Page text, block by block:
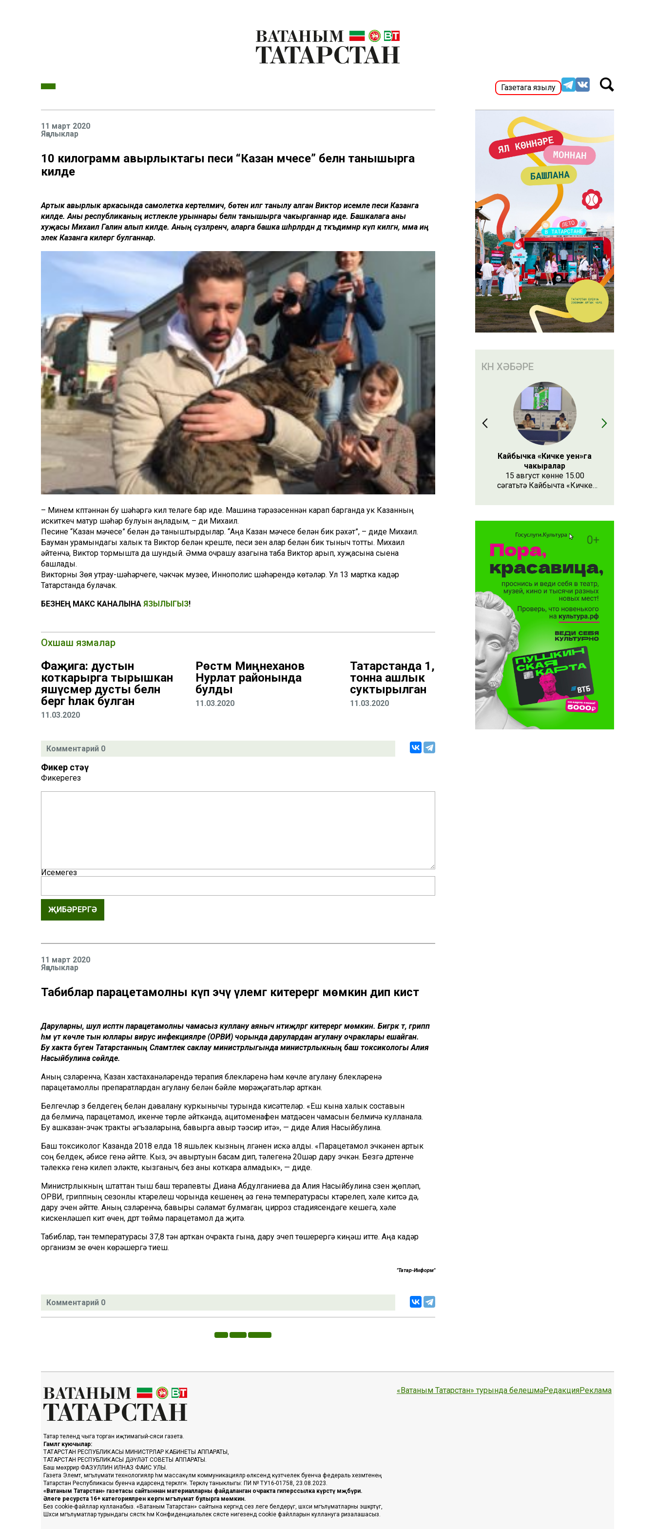
Газетага язылу
11 март 2020
Яңалыклар
10 килограмм авырлыктагы песи “Казан мәчесе” белән танышырга
килде
Артык авырлык аркасында самолетка кертелмичә, бөтен илгә танылу алган Виктор исемле песи Казанга
килде. Аны республиканың истәлекле урыннары белән танышырга чакырганнар иде. Башкалага аны
хуҗасы Михаил Галин алып килде. Аның сүзләренчә, аларга башка шәһәрләрдән дә тәкъдимнәр күп килгән, әмма иң
элек Казанга килергә булганнар.
– Минем күптәннән бу шәһәргә килү теләге бар иде. Машина тәрәзәсеннән карап барганда ук Казанның
искиткеч матур шәһәр булуын аңладым, – ди Михаил.
Песине “Казан мәчесе” белән дә таныштырдылар. “Аңа Казан мәчесе белән бик рәхәт”, – диде Михаил.
Бауман урамындагы халык та Виктор белән күреште, песи үзен алар белән бик тыныч тотты. Михаил
әйтүенчә, Виктор тормышта да шундый. Әмма очрашу азагына таба Виктор арып, хуҗасына сыена
башлады.
Викторны Зөя утрау-шәһәрчеге, чәкчәк музее, Иннополис шәһәрендә көтәләр. Ул 13 мартка кадәр
Татарстанда булачак.
БЕЗНЕҢ МАКС КАНАЛЫНА ЯЗЫЛЫГЫЗ!
Охшаш язмалар
Фаҗига: дустын
коткарырга тырышкан
яшүсмер дусты белән
бергә һәлак булган
11.03.2020
Рөстәм Миңнеханов
Нурлат районында
булды
11.03.2020
Татарстанда 1,38 млн
тонна ашлык
суктырылган
11.03.2020
Комментарий 0
Фикер өстәү
Фикерегез
Исемегез
ҖИБӘРЕРГӘ
11 март 2020
Яңалыклар
Табиблар парацетамолны күп эчү үлемгә китерергә мөмкин дип кисәтә
Даруларны, шул исәптән парацетамолны чамасыз куллану аяныч нәтиҗәләргә китерергә мөмкин. Бигрәк тә, грипп
һәм үтә көчле тын юллары вирус инфекцияләре (ОРВИ) чорында дарулардан агулану очраклары ешайган.
Бу хакта бүген Татарстанның Сәламәтлек саклау министрлыгында министрлыкның баш токсикологы Алия
Насыйбулина сөйләде.
Аның сүзләренчә, Казан хастаханәләрендә терапия бүлекләренә һәм көчле агулану бүлекләренә
парацетамоллы препаратлардан агулану белән бәйле мөрәҗәгатьләр арткан.
Белгечләр үз белдегең белән дәвалану куркынычы турында кисәттеләр. «Еш кына халык составын
да белмичә, парацетамол, икенче төрле әйткәндә, ацитоменафен матдәсен чамасын белмичә кулланала.
Бу ашказан-эчәк тракты әгъзаларына, бавырга авыр тәэсир итә», — диде Алия Насыйбулина.
Баш токсиколог Казанда 2018 елда 18 яшьлек кызның үлгәнен искә алды. «Парацетамол эчкәнен артык
соң белдек, әбисе генә әйтте. Кыз, эч авыртуын басам дип, тәүлегенә 20шәр дару эчкән. Безгә дүртенче
тәүлеккә генә килеп эләкте, кызганыч, без аны коткара алмадык», — диде.
Министрлыкның штаттан тыш баш терапевты Диана Абдулганиева да Алия Насыйбулина сүзен җөпләп,
ОРВИ, гриппның сезонлы күтәрелеш чорында кешенең әз генә температурасы күтәрелеп, хәле китсә дә,
дару эчүен әйтте. Аның сүзләренчә, бавыры сәламәт булмаган, цирроз стадиясендәге кешегә, хәле
кискенләшеп китү өчен, дүрт төймә парацетамол да җитә.
Табиблар, тән температурасы 37,8 тән арткан очракта гына, дару эчеп төшерергә киңәш итте. Аңа кадәр
организм үзе өчен көрәшергә тиеш.
"Татар-Информ"
Комментарий 0
КӨН ХӘБӘРЕ
Кайбычка «Кичке уен»га
чакыралар
15 август көнне 15.00
сәгатьтә Кайбычта «Кичке
узачак. Анда республиканың
күрше Чувашия, Мари Эл
республикаларыннан иҗат
коллективлары катнаша.
Татар телендә чыга торган иҗтимагый-сәяси газета.
Гамәлгә куючылар:
ТАТАРСТАН РЕСПУБЛИКАСЫ МИНИСТРЛАР КАБИНЕТЫ АППАРАТЫ,
ТАТАРСТАН РЕСПУБЛИКАСЫ ДӘҮЛӘТ СОВЕТЫ АППАРАТЫ.
Баш мөхәррир ФАЗУЛЛИН ИЛНАЗ ФАИС УЛЫ.
Газета Элемтә, мәгълүмати технологияләр һәм массакүләм коммуникацияләр өлкәсендә күзәтчелек буенча федераль хезмәтенең
Татарстан Республикасы буенча идарәсендә теркәлгән. Теркәлү таныклыгы: ПИ № ТУ16-01758, 23.08.2023.
«Ватаным Татарстан» газетасы сайтыннан материалларны файдаланган очракта гиперссылка күрсәтү мәҗбүри.
Әлеге ресурста 16+ категорияләренә кергән мәгълүмат булырга мөмкин.
Без cookie-файллар кулланабыз. «Ватаным Татарстан» сайтына кергәндә сез әлеге белдерүгә, шәхси мәгълүматларны эшкәртүгә,
Шәхси мәгълүматлар турындагы сәясәткә һәм Конфиденциальлек сәясәте нигезендә cookie файлларын куллануга ризалашасыз.
«Ватаным Татарстан» турында белешмәРедакцияРеклама